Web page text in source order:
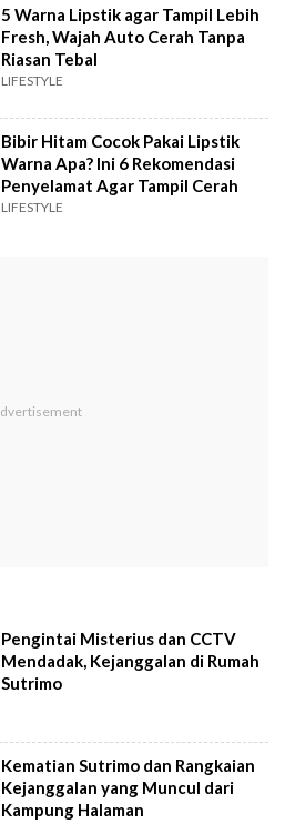
5 Warna Lipstik agar Tampil Lebih
Fresh, Wajah Auto Cerah Tanpa
Riasan Tebal
LIFESTYLE
Bibir Hitam Cocok Pakai Lipstik
Warna Apa? Ini 6 Rekomendasi
Penyelamat Agar Tampil Cerah
LIFESTYLE
Pengintai Misterius dan CCTV
Mendadak, Kejanggalan di Rumah
Sutrimo
Kematian Sutrimo dan Rangkaian
Kejanggalan yang Muncul dari
Kampung Halaman